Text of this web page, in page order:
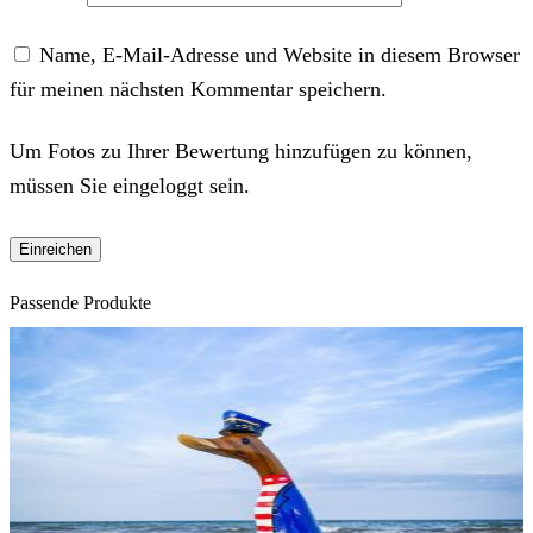
Name, E-Mail-Adresse und Website in diesem Browser
für meinen nächsten Kommentar speichern.
Um Fotos zu Ihrer Bewertung hinzufügen zu können,
müssen Sie eingeloggt sein.
Passende Produkte